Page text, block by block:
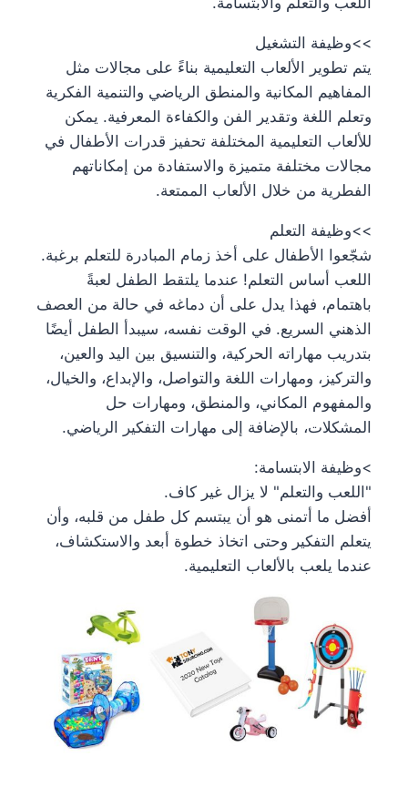
>>وظيفة التشغيل
يتم تطوير الألعاب التعليمية بناءً على مجالات مثل
المفاهيم المكانية والمنطق الرياضي والتنمية الفكرية
وتعلم اللغة وتقدير الفن والكفاءة المعرفية. يمكن
للألعاب التعليمية المختلفة تحفيز قدرات الأطفال في
مجالات مختلفة متميزة والاستفادة من إمكاناتهم
الفطرية من خلال الألعاب الممتعة.
>>وظيفة التعلم
شجّعوا الأطفال على أخذ زمام المبادرة للتعلم برغبة.
اللعب أساس التعلم! عندما يلتقط الطفل لعبةً
باهتمام، فهذا يدل على أن دماغه في حالة من العصف
الذهني السريع. في الوقت نفسه، سيبدأ الطفل أيضًا
بتدريب مهاراته الحركية، والتنسيق بين اليد والعين،
والتركيز، ومهارات اللغة والتواصل، والإبداع، والخيال،
والمفهوم المكاني، والمنطق، ومهارات حل
المشكلات، بالإضافة إلى مهارات التفكير الرياضي.
>وظيفة الابتسامة:
"اللعب والتعلم" لا يزال غير كاف.
أفضل ما أتمنى هو أن يبتسم كل طفل من قلبه، وأن
يتعلم التفكير وحتى اتخاذ خطوة أبعد والاستكشاف،
عندما يلعب بالألعاب التعليمية.